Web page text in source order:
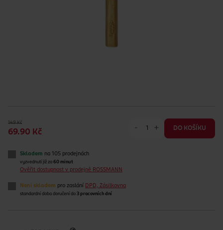
149 Kč
69.90 Kč
- + DO KOŠÍKU
Skladem na 105 prodejnách
vyzvednutí již za 60 minut
Ověřit dostupnost v prodejně ROSSMANN
Není skladem pro zaslání DPD, Zásilkovna
standardní doba doručení do 3 pracovních dní